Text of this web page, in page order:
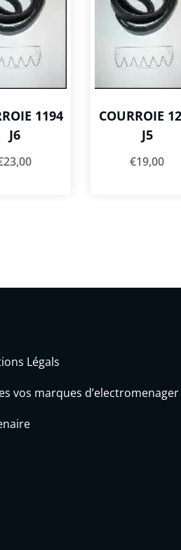
1194
J6
23,00
COURROIE
J5
€19,00
Légals
vos marques d’electromenager